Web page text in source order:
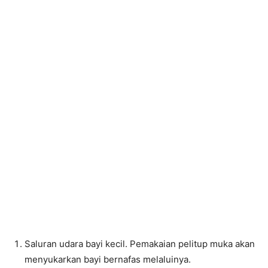
Saluran udara bayi kecil. Pemakaian pelitup muka akan
menyukarkan bayi bernafas melaluinya.